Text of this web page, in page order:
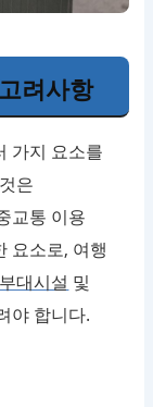
려사항
가지 요소를
은
교통 이용
요소로, 여행
부대시설 및
야 합니다.